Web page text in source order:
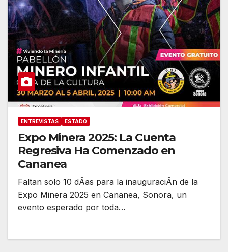
ENTREVISTAS ESTADO
Expo Minera 2025: La Cuenta
Regresiva Ha Comenzado en
Cananea
Faltan solo 10 dÃas para la inauguraciÃn de la
Expo Minera 2025 en Cananea, Sonora, un
evento esperado por toda…